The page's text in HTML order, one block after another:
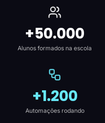
+50.000
Alunos formados na escola
+1.200
Automações rodando